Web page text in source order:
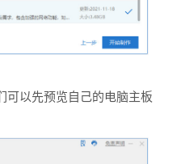
可以先预览自己的电脑主板